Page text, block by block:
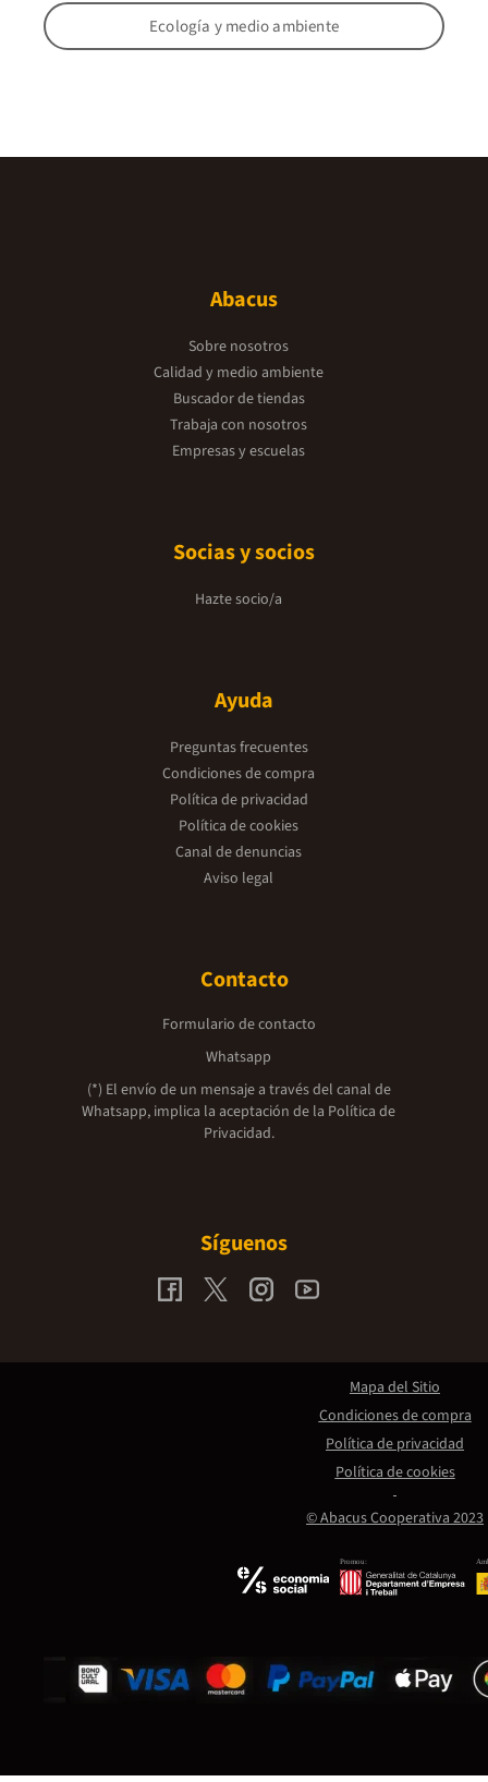
Ecología y medio ambiente
Abacus
Sobre nosotros
Calidad y medio ambiente
Buscador de tiendas
Trabaja con nosotros
Empresas y escuelas
Socias y socios
Hazte socio/a
Ayuda
Preguntas frecuentes
Condiciones de compra
Política de privacidad
Política de cookies
Canal de denuncias
Aviso legal
Contacto
Formulario de contacto
Whatsapp
(*) El envío de un mensaje a través del canal de
Whatsapp, implica la aceptación de la Política de
Privacidad.
Síguenos
Promou:
© Abacus Cooperativa 2023
Mapa del Sitio
Condiciones de compra
Política de privacidad
Política de cookies